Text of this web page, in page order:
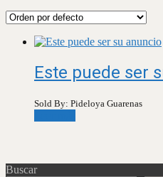
Este puede ser
Sold By: Pideloya Guarenas
Buscar